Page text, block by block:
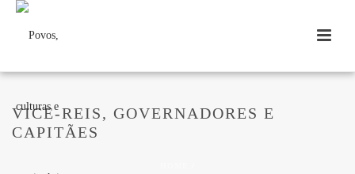
VICE-REIS, GOVERNADORES E
CAPITÃES